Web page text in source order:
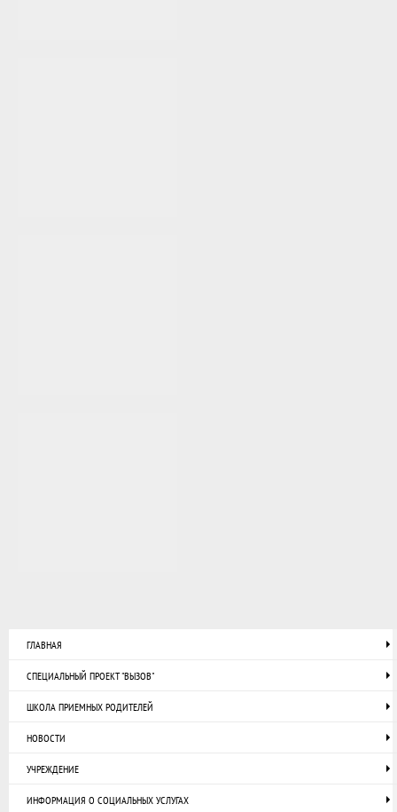
ГЛАВНАЯ
СПЕЦИАЛЬНЫЙ ПРОЕКТ "ВЫЗОВ"
ШКОЛА ПРИЕМНЫХ РОДИТЕЛЕЙ
НОВОСТИ
УЧРЕЖДЕНИЕ
ИНФОРМАЦИЯ О СОЦИАЛЬНЫХ УСЛУГАХ